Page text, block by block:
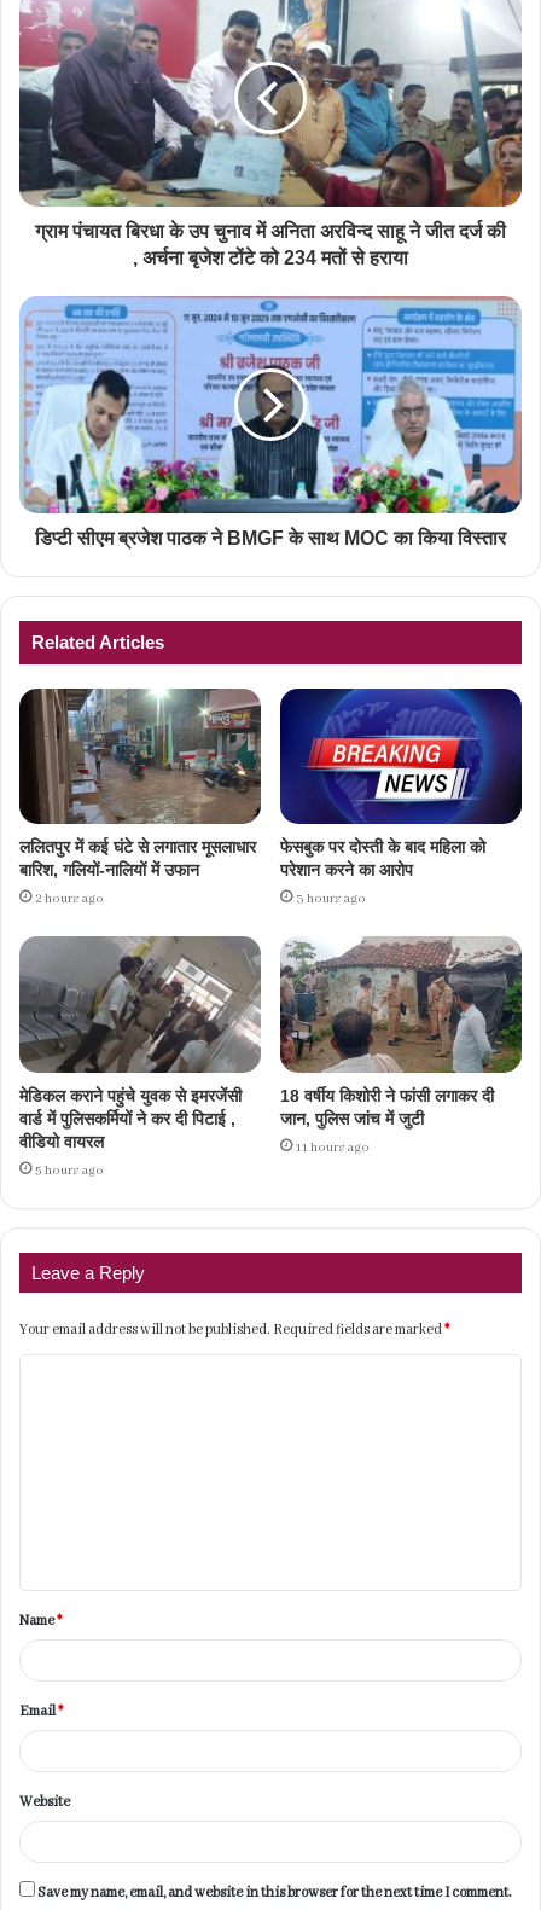
ग्राम पंचायत बिरधा के उप चुनाव में अनिता अरविन्द साहू ने जीत दर्ज की
, अर्चना बृजेश टोंटे को 234 मतों से हराया
डिप्टी सीएम ब्रजेश पाठक ने BMGF के साथ MOC का किया विस्तार
Related Articles
ललितपुर में कई घंटे से लगातार मूसलाधार
बारिश, गलियों-नालियों में उफान
2 hours ago
फेसबुक पर दोस्ती के बाद महिला को
परेशान करने का आरोप
3 hours ago
मेडिकल कराने पहुंचे युवक से इमरजेंसी
वार्ड में पुलिसकर्मियों ने कर दी पिटाई ,
वीडियो वायरल
5 hours ago
18 वर्षीय किशोरी ने फांसी लगाकर दी
जान, पुलिस जांच में जुटी
11 hours ago
Leave a Reply
Your email address will not be published. Required fields are marked*
t
*Name*
Email*
Website
Save my name, email, and website in this browser for the next time I comment.